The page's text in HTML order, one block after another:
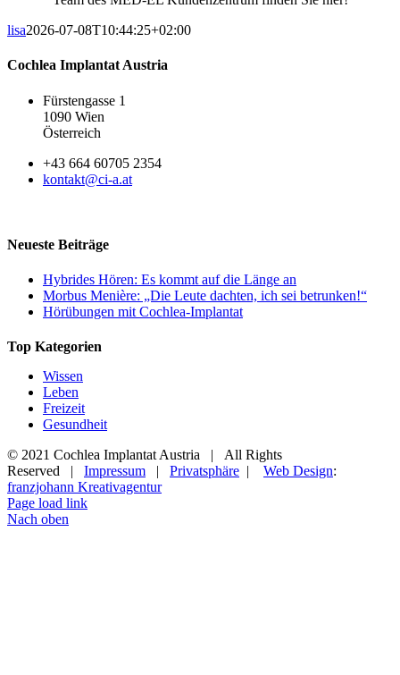
lisa2026-07-08T10:44:25+02:00
Cochlea Implantat Austria
Fürstengasse 1
1090 Wien
Österreich
+43 664 60705 2354
kontakt@ci-a.at
Neueste Beiträge
Hybrides Hören: Es kommt auf die Länge an
Morbus Menière: „Die Leute dachten, ich sei betrunken!“
Hörübungen mit Cochlea-Implantat
Top Kategorien
Wissen
Leben
Freizeit
Gesundheit
© 2021 Cochlea Implantat Austria | All Rights
Reserved | Impressum | Privatsphäre | Web Design:
franzjohann Kreativagentur
Page load link
Nach oben